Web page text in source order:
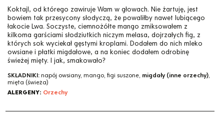
Koktajl, od którego zawiruje Wam w głowach. Nie żartuję, jest
bowiem tak przesycony słodyczą, że powaliłby nawet lubiącego
łakocie Lwa. Soczyste, ciemnożółte mango zmiksowałem z
kilkoma garściami słodziutkich niczym melasa, dojrzałych fig, z
których sok wyciekał gęstymi kroplami. Dodałem do nich mleko
owsiane i płatki migdałowe, a na koniec dodałem odrobinę
świeżej mięty. I jak, smakowało?
SKŁADNIKI: napój owsiany, mango, figi suszone, migdały (inne orzechy),
mięta (świeża)
ALERGENY: Orzechy